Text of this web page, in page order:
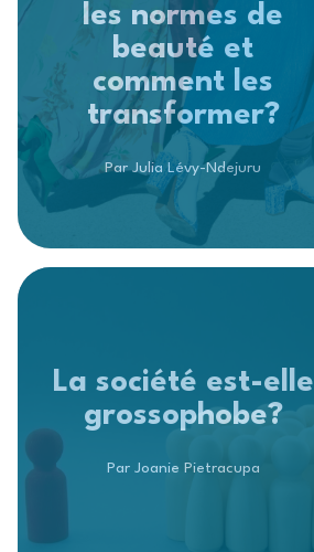
les normes de
beauté et
comment les
transformer?
Par Julia Lévy-Ndejuru
La société est-elle
grossophobe?
Par Joanie Pietracupa